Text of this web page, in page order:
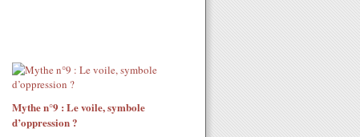
Mythe n°9 : Le voile, symbole
d’oppression ?